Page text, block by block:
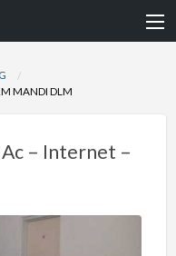
MANDI DLM
– Internet –